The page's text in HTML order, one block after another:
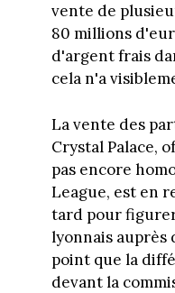
vente de
80 millions
d'argent frais
cela n'a
La vente des
Crystal Palace,
pas encore
League, est en
tard pour
lyonnais auprès
point que la
devant la